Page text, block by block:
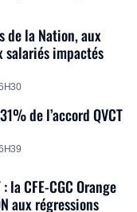
mobilise
un diagnostic
faire face aux
de la Nation, aux
salariés impactés
de l’accord QVCT
la CFE-CGC Orange
aux régressions